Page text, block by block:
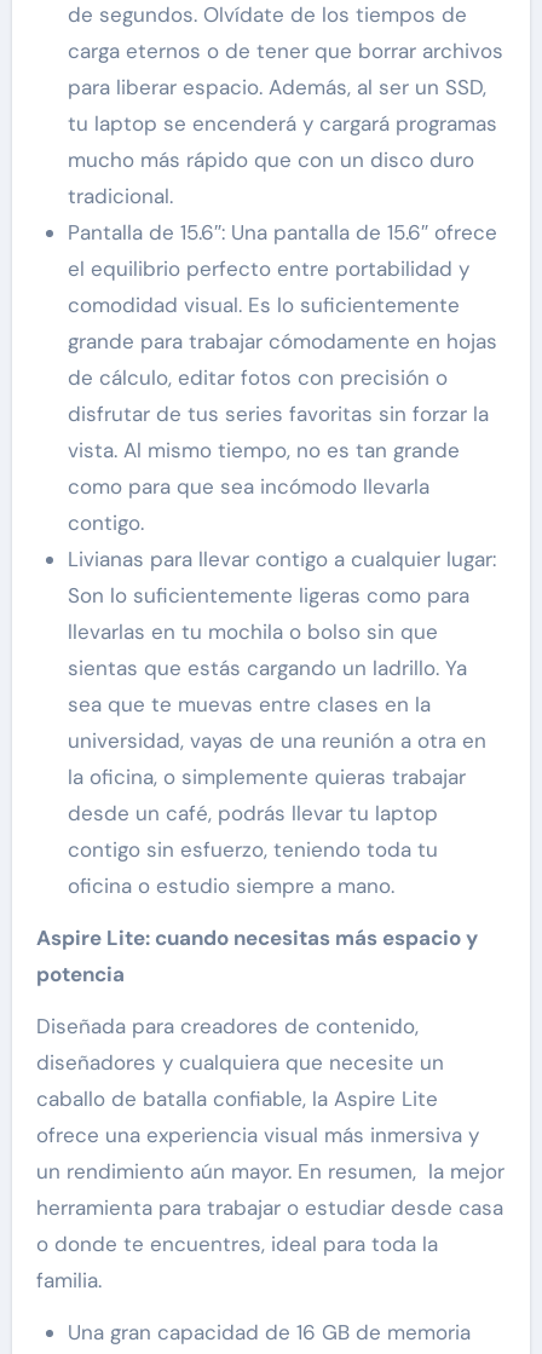
de segundos. Olvídate de los tiempos de
carga eternos o de tener que borrar archivos
para liberar espacio. Además, al ser un SSD,
tu laptop se encenderá y cargará programas
mucho más rápido que con un disco duro
tradicional.
Pantalla de 15.6″: Una pantalla de 15.6″ ofrece
el equilibrio perfecto entre portabilidad y
comodidad visual. Es lo suficientemente
grande para trabajar cómodamente en hojas
de cálculo, editar fotos con precisión o
disfrutar de tus series favoritas sin forzar la
vista. Al mismo tiempo, no es tan grande
como para que sea incómodo llevarla
contigo.
Livianas para llevar contigo a cualquier lugar:
Son lo suficientemente ligeras como para
llevarlas en tu mochila o bolso sin que
sientas que estás cargando un ladrillo. Ya
sea que te muevas entre clases en la
universidad, vayas de una reunión a otra en
la oficina, o simplemente quieras trabajar
desde un café, podrás llevar tu laptop
contigo sin esfuerzo, teniendo toda tu
oficina o estudio siempre a mano.
Aspire Lite: cuando necesitas más espacio y
potencia
Diseñada para creadores de contenido,
diseñadores y cualquiera que necesite un
caballo de batalla confiable, la Aspire Lite
ofrece una experiencia visual más inmersiva y
un rendimiento aún mayor. En resumen, la mejor
herramienta para trabajar o estudiar desde casa
o donde te encuentres, ideal para toda la
familia.
Una gran capacidad de 16 GB de memoria